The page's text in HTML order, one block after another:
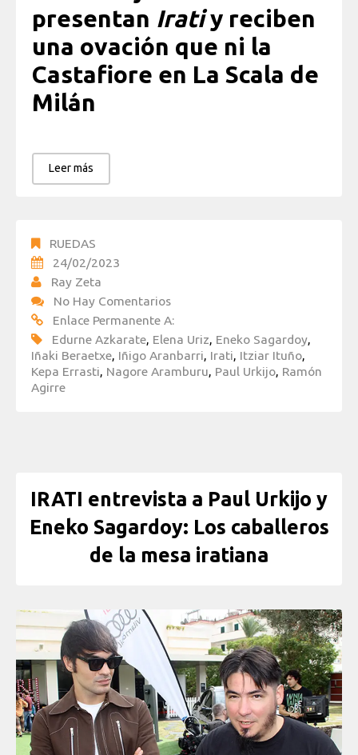
presentan Iratiy reciben
una ovación que ni la
Castafiore en La Scala de
Milán
Leer más
RUEDAS
24/02/2023
Ray Zeta
No Hay Comentarios
Enlace Permanente A:
Edurne Azkarate, Elena Uriz, Eneko Sagardoy,
Iñaki Beraetxe, Iñigo Aranbarri, Irati, Itziar Ituño,
Kepa Errasti, Nagore Aramburu, Paul Urkijo, Ramón
Agirre
IRATI entrevista a Paul Urkijo y
Eneko Sagardoy: Los caballeros
de la mesa iratiana